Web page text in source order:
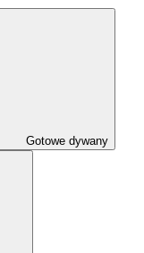
Gotowe dywany